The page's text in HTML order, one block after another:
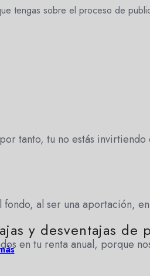
tengas sobre el proceso de
tanto, tu no estás
al ser una aportación,
en tu renta anual, porque
y desventajas de